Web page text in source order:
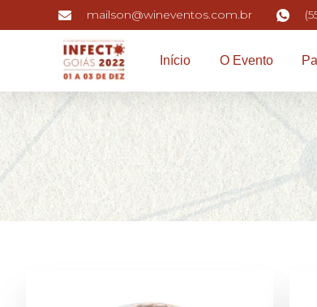
mailson@wineventos.com.br
Início O Evento